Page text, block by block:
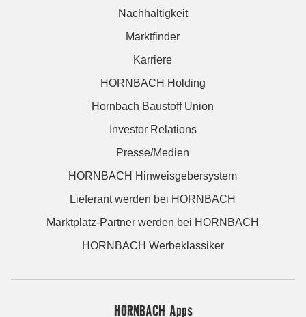
Nachhaltigkeit
Marktfinder
Karriere
HORNBACH Holding
Hornbach Baustoff Union
Investor Relations
Presse/Medien
HORNBACH Hinweisgebersystem
Lieferant werden bei HORNBACH
Marktplatz-Partner werden bei HORNBACH
HORNBACH Werbeklassiker
HORNBACH Apps